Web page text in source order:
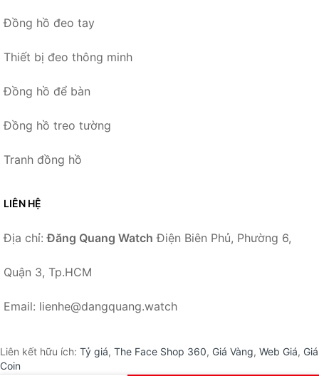
Đồng hồ đeo tay
Thiết bị đeo thông minh
Đồng hồ để bàn
Đồng hồ treo tường
Tranh đồng hồ
LIÊN HỆ
Địa chỉ:Đăng Quang Watch Điện Biên Phủ, Phường 6,
Quận 3, Tp.HCM
Email: lienhe@dangquang.watch
Liên kết hữu ích: Tỷ giá, The Face Shop 360, Giá Vàng, Web Giá, Giá
Coin